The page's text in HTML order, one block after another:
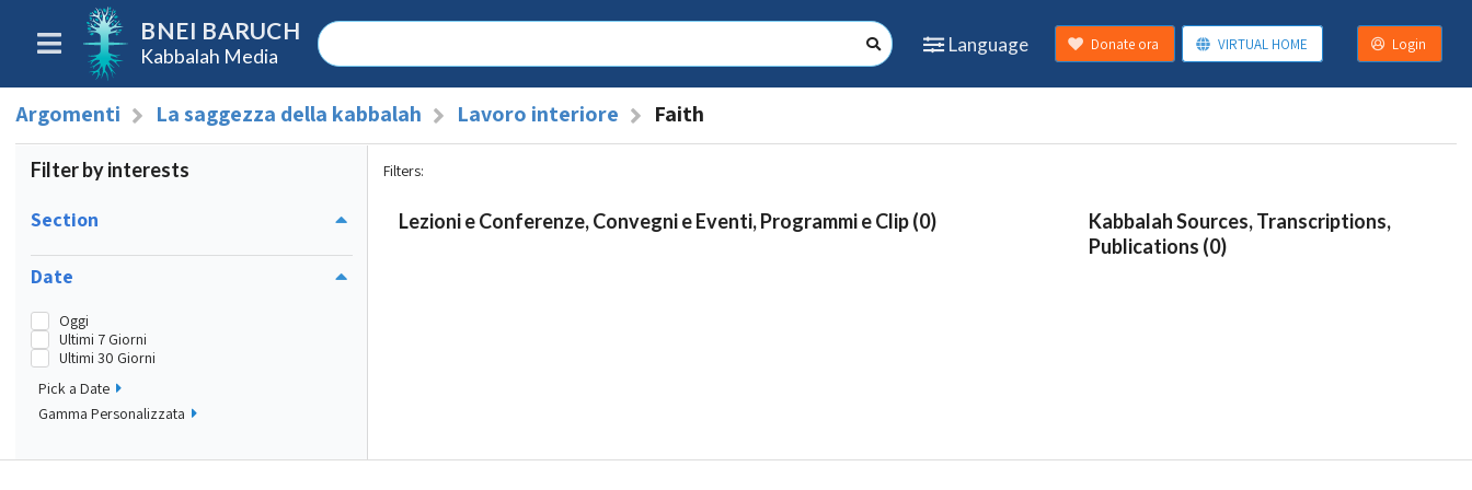
BNEI BARUCH
Kabbalah Media
Language Donate ora VIRTUAL HOME Login
Argomenti La saggezza della kabbalah Lavoro interiore Faith
Filter by interests
Section
Date
Oggi
Ultimi 7 Giorni
Ultimi 30 Giorni
Pick a Date
Gamma Personalizzata
Filters:
Lezioni e Conferenze, Convegni e Eventi, Programmi e Clip (0)
Kabbalah Sources, Transcriptions,
Publications (0)